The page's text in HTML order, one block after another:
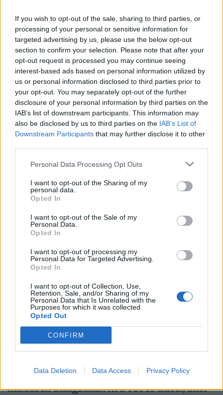
If you wish to opt-out of the sale, sharing to third parties, or
processing of your personal or sensitive information for
targeted advertising by us, please use the below opt-out
section to confirm your selection. Please note that after your
opt-out request is processed you may continue seeing
interest-based ads based on personal information utilized by
us or personal information disclosed to third parties prior to
your opt-out. You may separately opt-out of the further
disclosure of your personal information by third parties on the
IAB’s list of downstream participants. This information may
also be disclosed by us to third parties on the IAB’s List of
Downstream Participants that may further disclose it to other
Personal Data Processing Opt Outs
I want to opt-out of the Sharing of my
personal data.
Opted In
I want to opt-out of the Sale of my
Personal Data.
Opted In
I want to opt-out of processing my
Personal Data for Targeted Advertising.
Opted In
I want to opt-out of Collection, Use,
Retention, Sale, and/or Sharing of my
Personal Data that Is Unrelated with the
Purposes for which it was collected.
Opted Out
CONFIRM
Data Deletion Data Access Privacy Policy
Heti összefoglaló a Pénzcentrum legolvasottabb
cikkeiből: ezek a témák mozgatták meg leginkább az
olvasókat.
számítasz Magyarországon: tágul az olló
gazdag és szegény között
Hiába emelkednek látványosan a magyar bérek, a
számok mögött továbbra is jelentős jövedelmi
Így dolgoznak home officeból az élelmesek,
miközben utazgatnak: itt a TOP10 úticél, ahol